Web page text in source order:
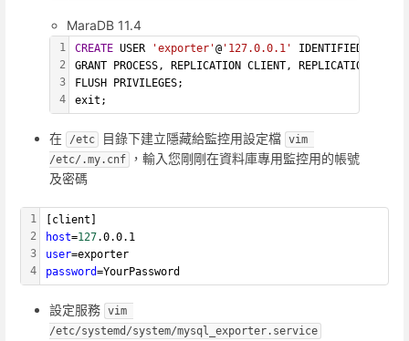
MaraDB 11.4
1
2
3
4
CREATE USER 'exporter'@ '127.0.0.1' IDENTIFIED
GRANT PROCESS, REPLICATION CLIENT, REPLICATION
FLUSH PRIVILEGES;
exit;
在 /etc 目錄下建立隱藏給監控用設定檔 vim
/etc/.my.cnf
，輸入您剛剛在資料庫專用監控用的帳號
及密碼
1
2
3
4
[client ]
host=127.0.0.1
user=exporter
password=YourPassword
設定服務 vim
/etc/systemd/system/mysql_exporter.service